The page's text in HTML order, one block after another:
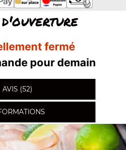
fermé
pour demain
AVIS (52)